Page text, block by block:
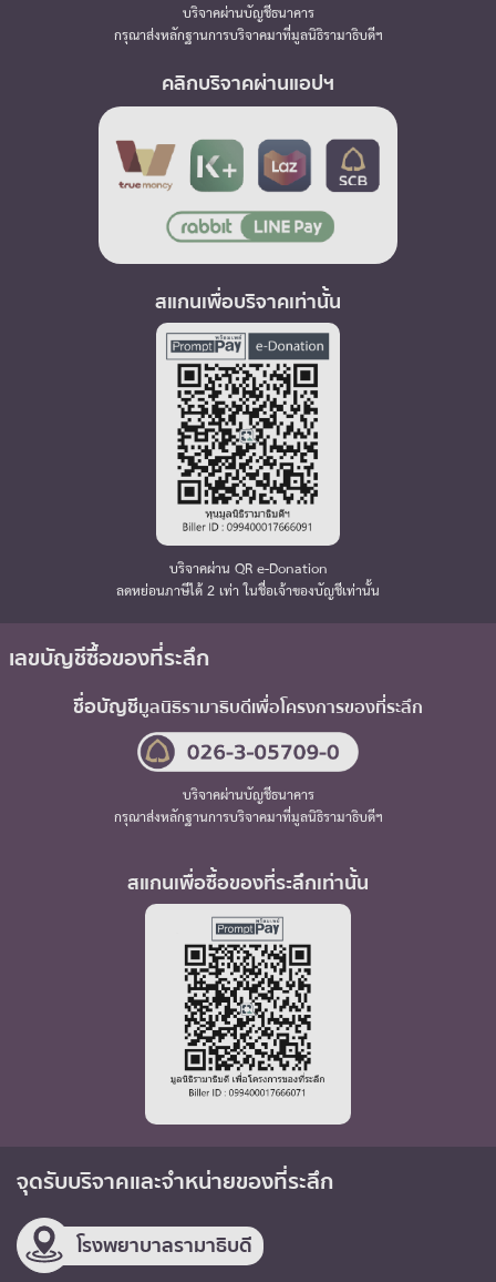
บริจาคผ่านบัญชีธนาคาร
กรุณาส่งหลักฐานการบริจาคมาที่มูลนิธิรามาธิบดีฯ
คลิกบริจาคผ่านแอปฯ
สแกนเพื่อบริจาคเท่านั้น
บริจาคผ่าน QR e-Donation
ลดหย่อนภาษีได้ 2 เท่า ในชื่อเจ้าของบัญชีเท่านั้น
เลขบัญชีซื้อของที่ระลึก
ชื่อบัญชีมูลนิธิรามาธิบดีเพื่อโครงการของที่ระลึก
บริจาคผ่านบัญชีธนาคาร
กรุณาส่งหลักฐานการบริจาคมาที่มูลนิธิรามาธิบดีฯ
สแกนเพื่อซื้อของที่ระลึกเท่านั้น
จุดรับบริจาคและจำหน่ายของที่ระลึก
โรงพยาบาลรามาธิบดี